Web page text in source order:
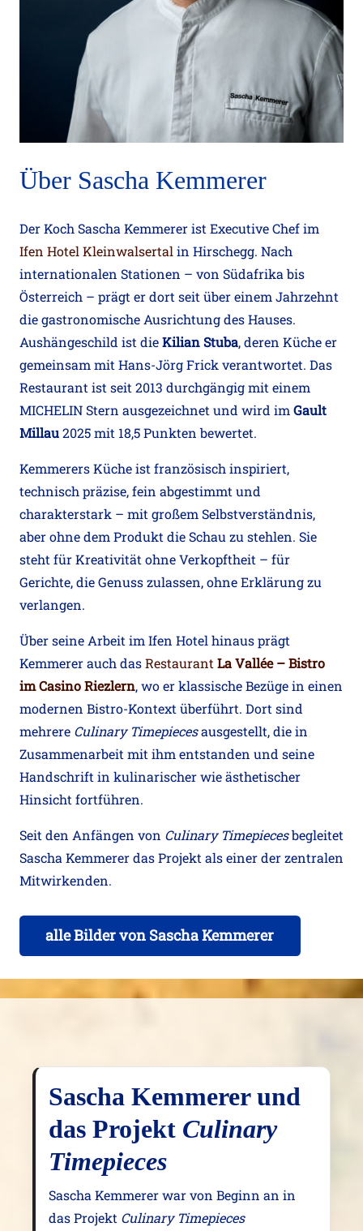
Über Sascha Kemmerer
Der Koch Sascha Kemmerer ist Executive Chef im
Ifen Hotel Kleinwalsertal in Hirschegg. Nach
internationalen Stationen – von Südafrika bis
Österreich – prägt er dort seit über einem Jahrzehnt
die gastronomische Ausrichtung des Hauses.
Aushängeschild ist dieKilian Stuba, deren Küche er
gemeinsam mit Hans-Jörg Frick verantwortet. Das
Restaurant ist seit 2013 durchgängig mit einem
MICHELIN Stern ausgezeichnet und wird im Gault
Millau2025 mit 18,5 Punkten bewertet.
Kemmerers Küche ist französisch inspiriert,
technisch präzise, fein abgestimmt und
charakterstark – mit großem Selbstverständnis,
aber ohne dem Produkt die Schau zu stehlen. Sie
steht für Kreativität ohne Verkopftheit – für
Gerichte, die Genuss zulassen, ohne Erklärung zu
verlangen.
Über seine Arbeit im Ifen Hotel hinaus prägt
Kemmerer auch dasRestaurant La Vallée – Bistro
im Casino Riezlern, wo er klassische Bezüge in einen
modernen Bistro-Kontext überführt. Dort sind
mehrere Culinary Timepiecesausgestellt, die in
Zusammenarbeit mit ihm entstanden und seine
Handschrift in kulinarischer wie ästhetischer
Hinsicht fortführen.
Seit den Anfängen von Culinary Timepiecesbegleitet
Sascha Kemmerer das Projekt als einer der zentralen
Mitwirkenden.
alle Bilder von Sascha Kemmerer
Sascha Kemmerer und
das Projekt Culinary
Timepieces
Sascha Kemmerer war von Beginn an in
das Projekt Culinary Timepieces